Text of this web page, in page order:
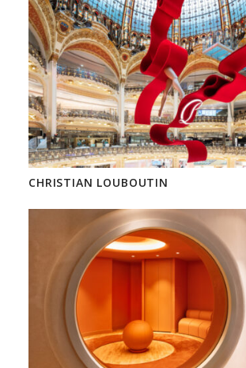
CHRISTIAN LOUBOUTIN